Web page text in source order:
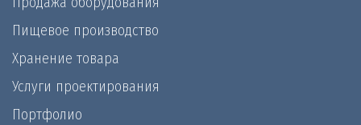
Пищевое производство
Хранение товара
Услуги проектирования
Портфолио